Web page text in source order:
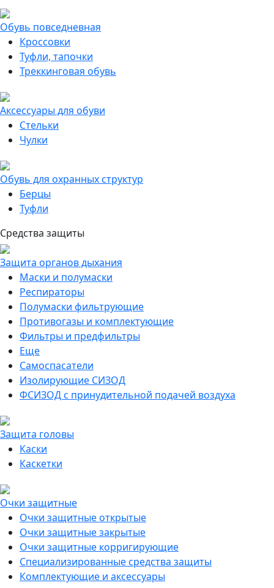
Обувь повседневная
Кроссовки
Туфли, тапочки
Треккинговая обувь
Аксессуары для обуви
Стельки
Чулки
Обувь для охранных структур
Берцы
Туфли
Средства защиты
Защита органов дыхания
Маски и полумаски
Респираторы
Полумаски фильтрующие
Противогазы и комплектующие
Фильтры и предфильтры
Еще
Самоспасатели
Изолирующие СИЗОД
ФСИЗОД с принудительной подачей воздуха
Защита головы
Каски
Каскетки
Очки защитные
Очки защитные открытые
Очки защитные закрытые
Очки защитные корригирующие
Специализированные средства защиты
Комплектующие и аксессуары